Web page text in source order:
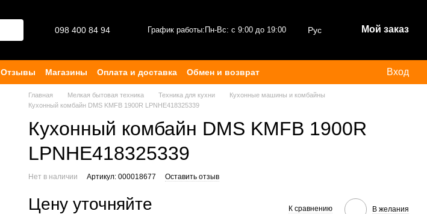
098 400 84 94‬ График работы: Пн-Вс: с 9:00 до 19:00 Рус Мой заказ
Отзывы Магазины Оплата и доставка
Обмен и возврат
Вход
Главная Мелкая бытовая техника Техника для кухни
Кухонные машины и комбайны
Кухонный комбайн DMS KMFB 1900R LPNHE418325339
Кухонный комбайн DMS KMFB 1900R
LPNHE418325339
Нет в наличии Артикул: 000018677 Оставить отзыв
Цену уточняйте К сравнению В желания